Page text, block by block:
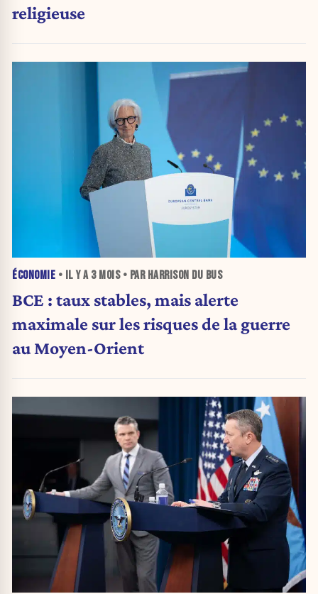
religieuse
ÉCONOMIE • IL Y A 3 MOIS• PAR HARRISON DU BUS
BCE : taux stables, mais alerte
maximale sur les risques de la guerre
au Moyen-Orient